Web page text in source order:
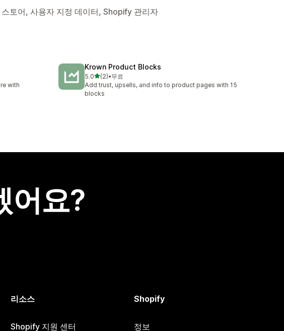
토어, 사용자 지정 데이터, Shopify 관리자
with
Krown Product Blocks
5.0별 5개 중
(2)
총 리뷰 2개
•무료
Add trust, upsells, and info to product pages with 15
blocks
어요?
리소스
Shopify 지원 센터
Shopify
정보